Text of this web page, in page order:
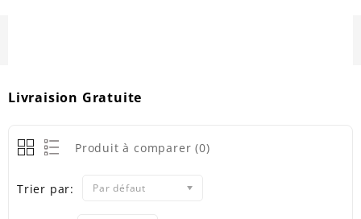
Livraision Gratuite
Produit à comparer (0)
Trier par: Par défaut